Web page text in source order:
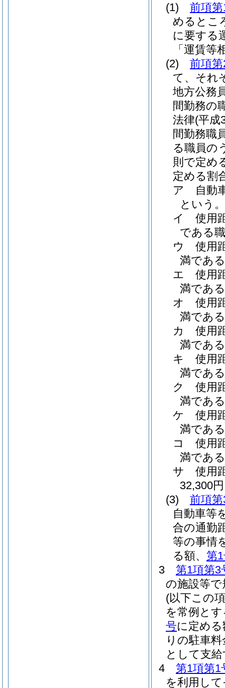
(1)
前項
めるとこ
に要する
「運賃等
(2)
前項
て、それ
地方公務
間勤務の
法律(平成
間勤務職
る職員の
則で定め
定める割
ア
自動
という
イ
使用
である
ウ
使用
満であ
エ
使用
満であ
オ
使用
満であ
カ
使用
満であ
キ
使用
満であ
ク
使用
満であ
ケ
使用
満であ
コ
使用
満であ
サ
使用
32,300円
(3)
前項
自動車等
合の通勤
等の事情
る額、 第
3
第1項第3
の施設等
(以下この
を常例と
号に定め
りの駐車
として支
4
第1項第1
を利用し